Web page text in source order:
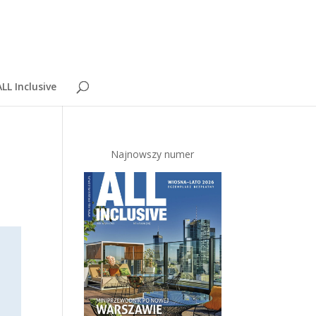
Inclusive
Najnowszy numer